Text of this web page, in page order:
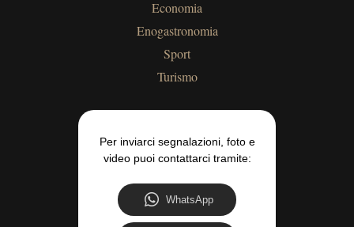
Economia
Enogastronomia
Sport
Turismo
Per inviarci segnalazioni, foto e
video puoi contattarci tramite:
WhatsApp